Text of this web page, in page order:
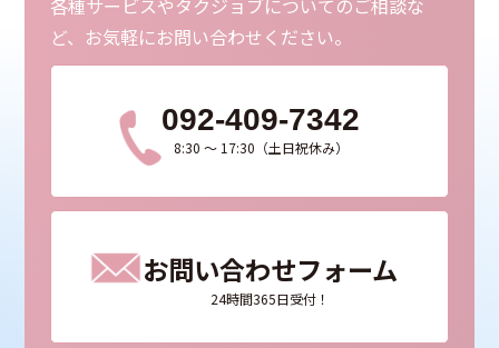
各種サービスやタクジョブについてのご相談な
ど、お気軽にお問い合わせください。
092-409-7342
8:30 ～ 17:30（土日祝休み）
お問い合わせフォーム
24時間365日受付！